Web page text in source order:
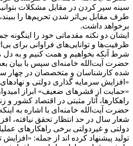
سینه سپر کردن در مقابل مشکلات
طرف مقابل بی‌اثر شدن تحریم‌ها را
برخواهد داشت.
ایشان دو نکته مقدماتی خود را اینگونه
ظرفیت‌ها و توانایی‌های فراوانی برای
شرط آنکه بخواهیم و همت کنیم و به دل
حضرت آیت‌الله خامنه‌ای سپس با بیان
شده کارشناسان و متخصصان در چهار
«افزایش سرمایه گذاری دولتی و
«حمایت از قشرهای ضعیف» ابراز
راهکارها، آثار مثبتی در اقتصاد کشور و
حضرت آیت‌الله خامنه‌ای با اشاره به
شعار سال در حد انتظار تحقق نیافته،
دولتی و غیردولتی برخی راهکارهای
تولید پیشنهاد کرده اند از جمله: «افزایش